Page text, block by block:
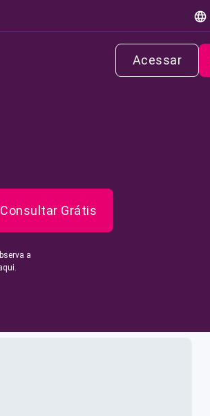
Acessar
Consultar Grátis
a